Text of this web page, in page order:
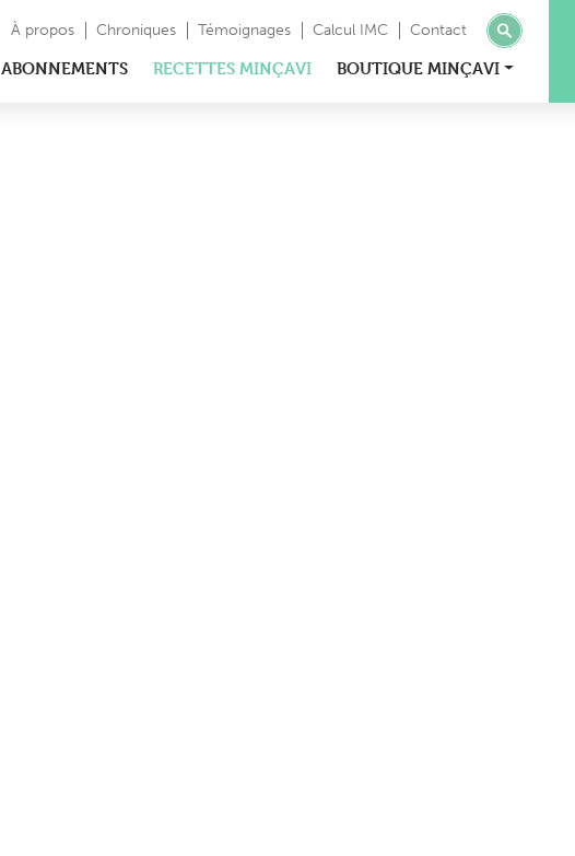
À propos Chroniques Témoignages Calcul IMC Contact
ABONNEMENTS RECETTES MINÇAVI BOUTIQUE MINÇAVI